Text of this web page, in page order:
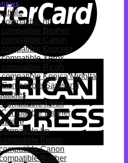
compatible hp
compatible Brother
compatible Canon
compatible Kyocera
compatible Xerox
compatible Ricoh
compatible Konica Minolta
Compatible Samsung
xerox
Compatible Brother
hp
Epson
Canon
Brother